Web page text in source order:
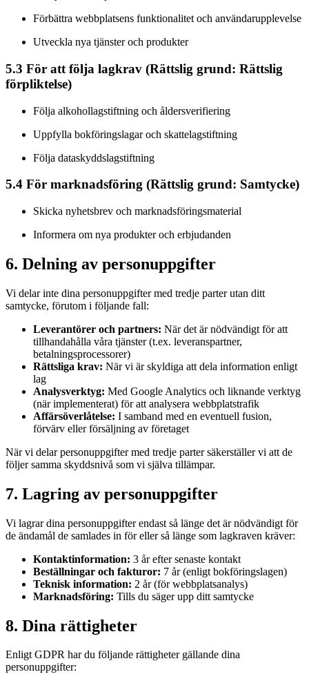
Förbättra webbplatsens funktionalitet och användarupplevelse
Utveckla nya tjänster och produkter
5.3 För att följa lagkrav (Rättslig grund: Rättslig
förpliktelse)
Följa alkohollagstiftning och åldersverifiering
Uppfylla bokföringslagar och skattelagstiftning
Följa dataskyddslagstiftning
5.4 För marknadsföring (Rättslig grund: Samtycke)
Skicka nyhetsbrev och marknadsföringsmaterial
Informera om nya produkter och erbjudanden
6. Delning av personuppgifter
Vi delar inte dina personuppgifter med tredje parter utan ditt
samtycke, förutom i följande fall:
Leverantörer och partners: När det är nödvändigt för att
tillhandahålla våra tjänster (t.ex. leveranspartner,
betalningsprocessorer)
Rättsliga krav: När vi är skyldiga att dela information enligt
lag
Analysverktyg: Med Google Analytics och liknande verktyg
(när implementerat) för att analysera webbplatstrafik
Affärsöverlåtelse: I samband med en eventuell fusion,
förvärv eller försäljning av företaget
När vi delar personuppgifter med tredje parter säkerställer vi att de
följer samma skyddsnivå som vi själva tillämpar.
7. Lagring av personuppgifter
Vi lagrar dina personuppgifter endast så länge det är nödvändigt för
de ändamål de samlades in för eller så länge som lagkraven kräver:
Kontaktinformation: 3 år efter senaste kontakt
Beställningar och fakturor: 7 år (enligt bokföringslagen)
Teknisk information: 2 år (för webbplatsanalys)
Marknadsföring: Tills du säger upp ditt samtycke
8. Dina rättigheter
Enligt GDPR har du följande rättigheter gällande dina
personuppgifter: